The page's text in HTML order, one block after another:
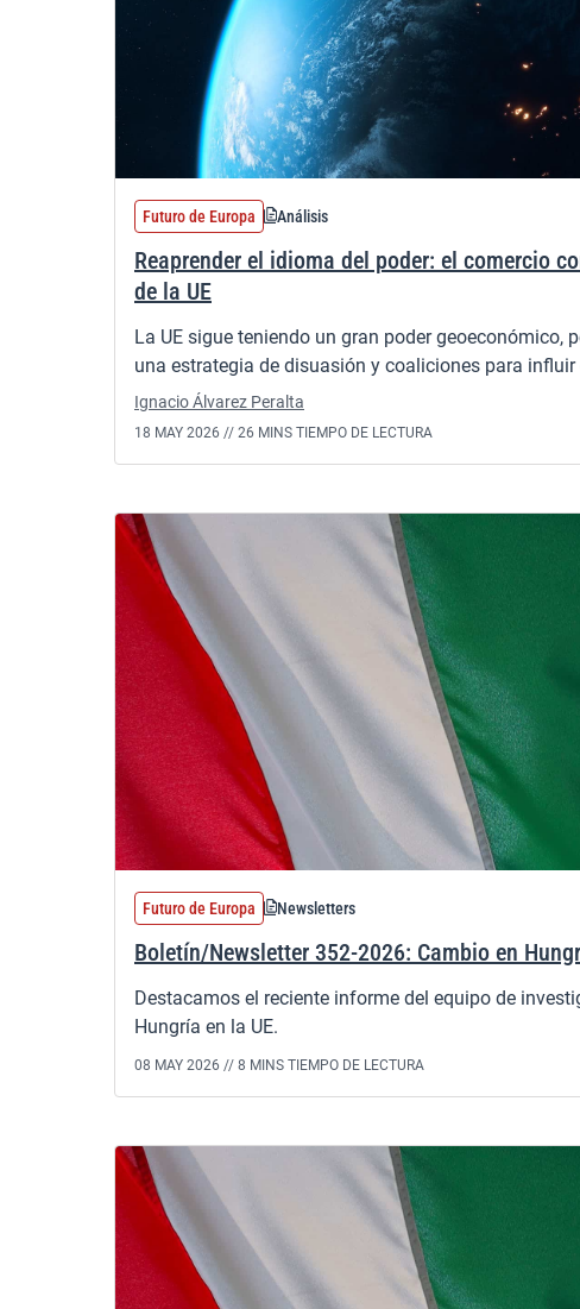
Futuro de Europa Análisis
Reaprender el idioma del poder: el comercio
de la UE
La UE sigue teniendo un gran poder geoeconómico,
una estrategia de disuasión y coaliciones para
Ignacio Álvarez Peralta
18 MAY 2026 // 26 MINS TIEMPO DE LECTURA
Futuro de Europa Newsletters
Boletín/Newsletter 352-2026: Cambio en
Destacamos el reciente informe del equipo de
Hungría en la UE.
08 MAY 2026 // 8 MINS TIEMPO DE LECTURA